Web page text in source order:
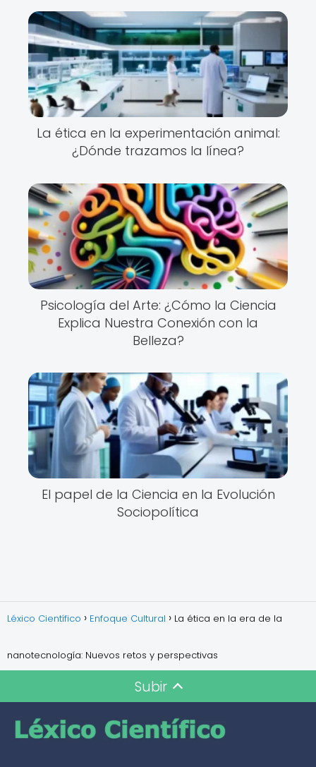
La ética en la experimentación animal:
¿Dónde trazamos la línea?
Psicología del Arte: ¿Cómo la Ciencia
Explica Nuestra Conexión con la
Belleza?
El papel de la Ciencia en la Evolución
Sociopolítica
Léxico Científico Enfoque Cultural La ética en la era de la
nanotecnología: Nuevos retos y perspectivas
Subir